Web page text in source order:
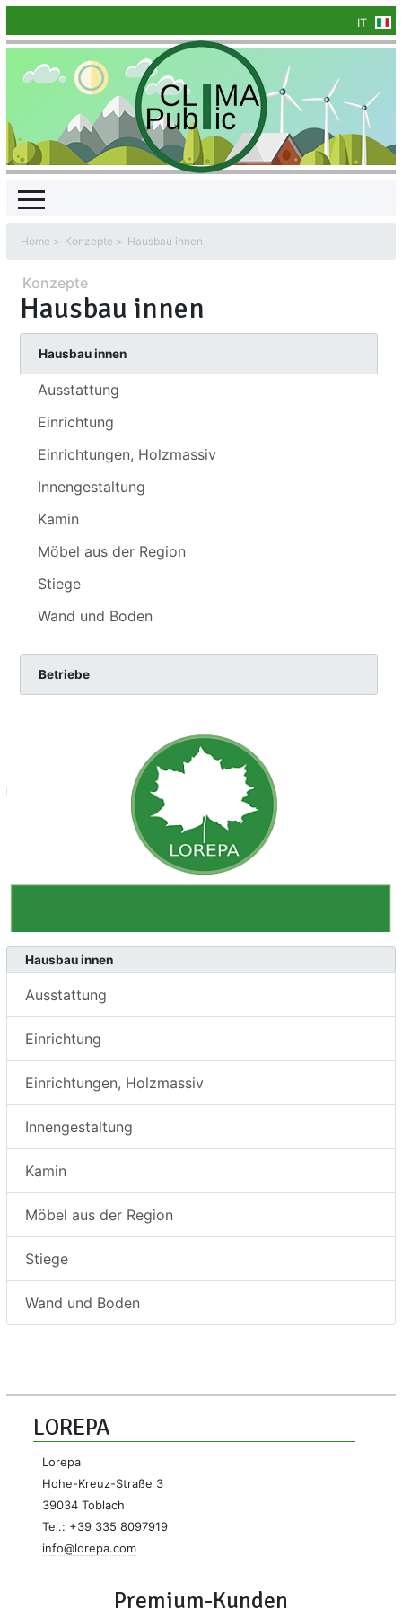
IT
Home Konzepte Hausbau innen
Konzepte
Hausbau innen
Hausbau innen
Ausstattung
Einrichtung
Einrichtungen, Holzmassiv
Innengestaltung
Kamin
Möbel aus der Region
Stiege
Wand und Boden
Betriebe
Hausbau innen
Ausstattung
Einrichtung
Einrichtungen, Holzmassiv
Innengestaltung
Kamin
Möbel aus der Region
Stiege
Wand und Boden
LOREPA
Lorepa
Hohe-Kreuz-Straße 3
39034 Toblach
Tel.: +39 335 8097919
info@lorepa.com
Premium-Kunden